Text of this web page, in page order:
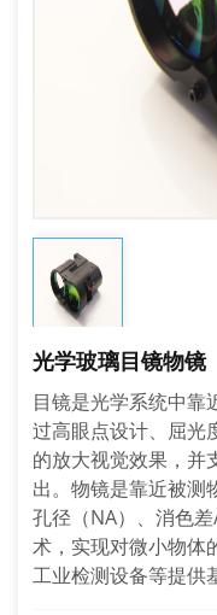
光学玻璃目镜物镜
目镜是光学系统中靠
过高眼点设计、屈光
的放大视觉效果，并
出。物镜是靠近被测
孔径（NA）、消色
术，实现对微小物体
工业检测设备等提供